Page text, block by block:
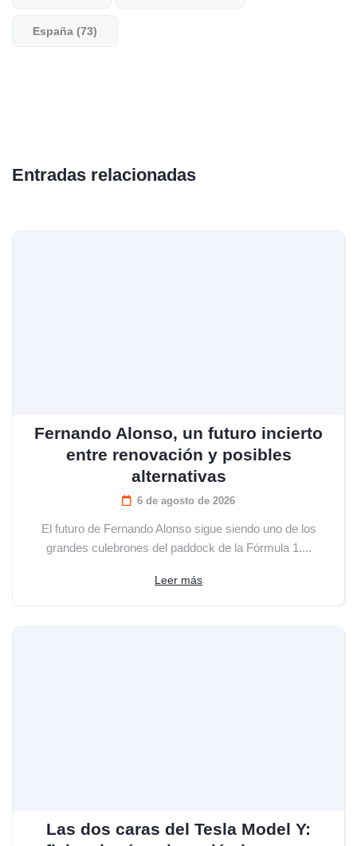
España (73)
Entradas relacionadas
Fernando Alonso, un futuro incierto
entre renovación y posibles
alternativas
6 de agosto de 2026
El futuro de Fernando Alonso sigue siendo uno de los
grandes culebrones del paddock de la Fórmula 1....
Leer más
Las dos caras del Tesla Model Y: